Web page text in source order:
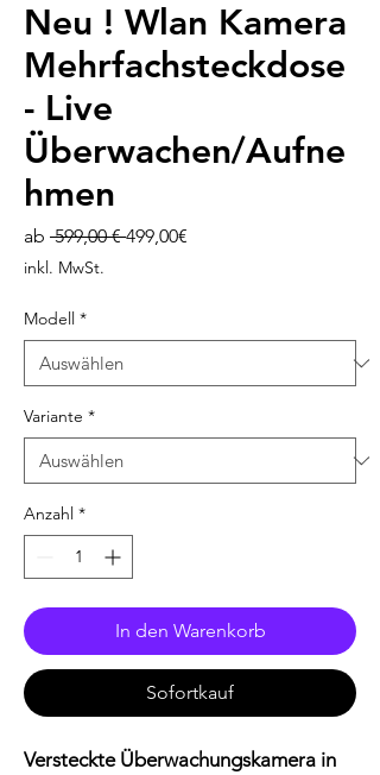
Neu ! Wlan Kamera
Mehrfachsteckdose
- Live
Überwachen/Aufne
hmen
ab 599,00 € Standardpreis
499,00€
inkl. MwSt.
Modell *
Variante *
Anzahl *
In den Warenkorb
Sofortkauf
Versteckte Überwachungskamera in